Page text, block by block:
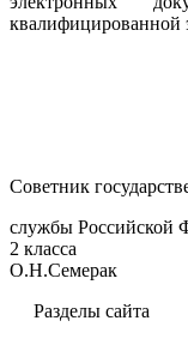
квалифицированной
Cоветник
службы Российской
2
О.Н.Семерак
Разделы сайта